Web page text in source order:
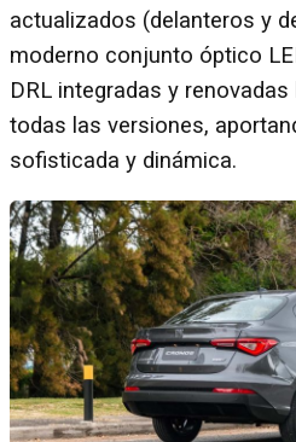
actualizados (delanteros y
moderno conjunto óptico
DRL integradas y
todas las versiones,
sofisticada y dinámica.